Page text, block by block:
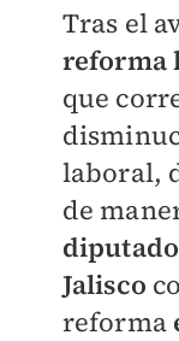
Tras el
reforma
que
laboral,
de
Jalisco
reforma